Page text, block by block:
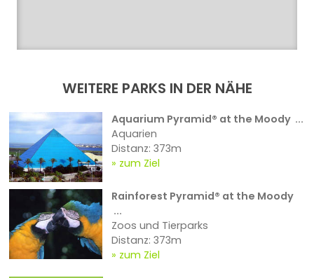
WEITERE PARKS IN DER NÄHE
Aquarium Pyramid® at the Moody ...
Aquarien
Distanz: 373m
zum Ziel
Rainforest Pyramid® at the Moody
...
Zoos und Tierparks
Distanz: 373m
zum Ziel